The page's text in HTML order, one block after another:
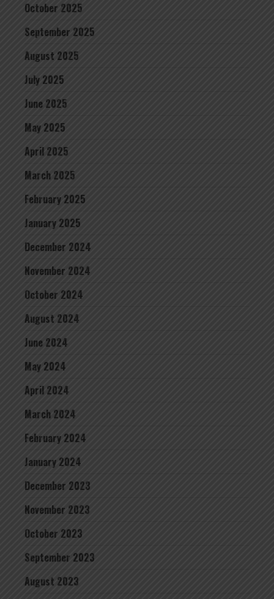
October 2025
September 2025
August 2025
July 2025
June 2025
May 2025
April 2025
March 2025
February 2025
January 2025
December 2024
November 2024
October 2024
August 2024
June 2024
May 2024
April 2024
March 2024
February 2024
January 2024
December 2023
November 2023
October 2023
September 2023
August 2023